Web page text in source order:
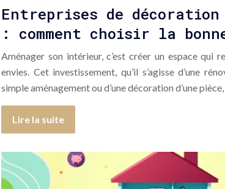
Entreprises de
: comment choisir la
Aménager son intérieur, c’est créer un espace qui
envies. Cet investissement, qu’il s’agisse d’une
simple aménagement ou d’une décoration d’une
Lire la suite